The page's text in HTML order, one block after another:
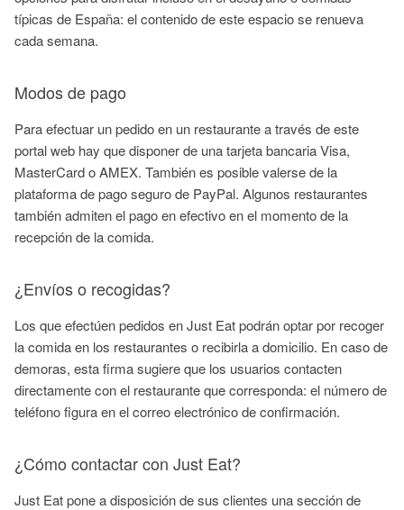
típicas de España: el contenido de este espacio se renueva
cada semana.
Modos de pago
Para efectuar un pedido en un restaurante a través de este
portal web hay que disponer de una tarjeta bancaria Visa,
MasterCard o AMEX. También es posible valerse de la
plataforma de pago seguro de PayPal. Algunos restaurantes
también admiten el pago en efectivo en el momento de la
recepción de la comida.
¿Envíos o recogidas?
Los que efectúen pedidos en Just Eat podrán optar por recoger
la comida en los restaurantes o recibirla a domicilio. En caso de
demoras, esta firma sugiere que los usuarios contacten
directamente con el restaurante que corresponda: el número de
teléfono figura en el correo electrónico de confirmación.
¿Cómo contactar con Just Eat?
Just Eat pone a disposición de sus clientes una sección de